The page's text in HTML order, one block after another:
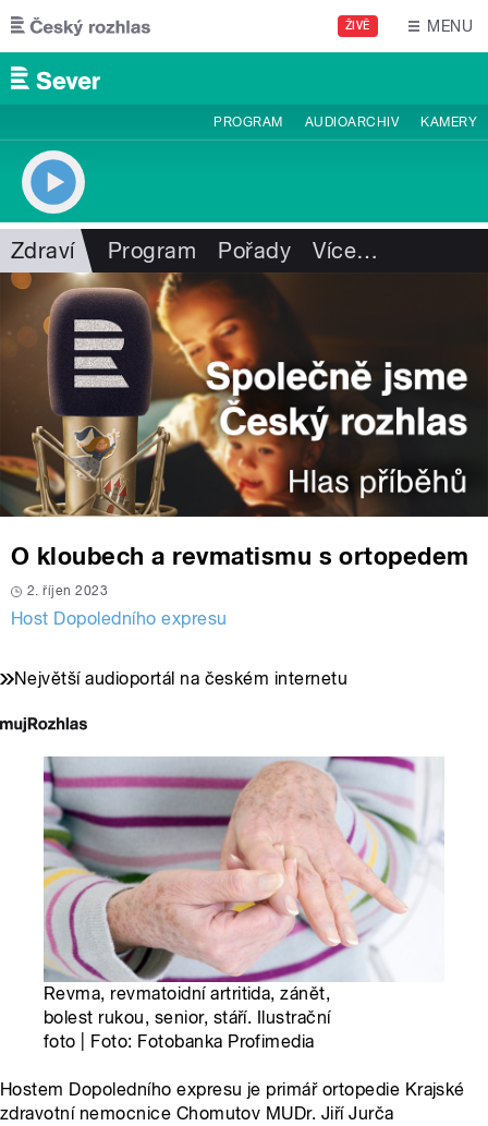
Přejít k hlavnímu obsahu
ŽIVĚ MENU
PROGRAM AUDIOARCHIV KAMERY
Zdraví Program Pořady Více…
O kloubech a revmatismu s ortopedem
2. říjen 2023
Host Dopoledního expresu
Největší audioportál na českém internetu
Revma, revmatoidní artritida, zánět,
bolest rukou, senior, stáří. Ilustrační
foto | Foto: Fotobanka Profimedia
Hostem Dopoledního expresu je primář ortopedie Krajské
zdravotní nemocnice Chomutov MUDr. Jiří Jurča